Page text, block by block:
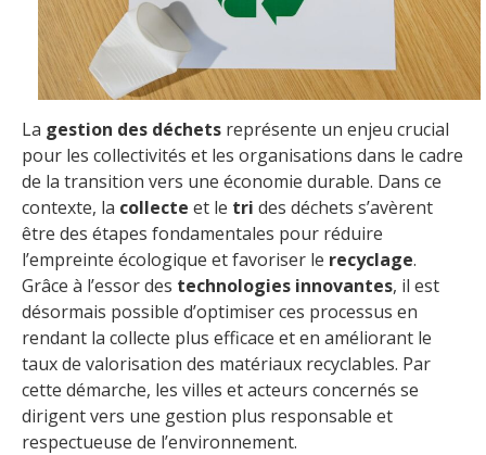
La gestion des déchets représente un enjeu crucial
pour les collectivités et les organisations dans le cadre
de la transition vers une économie durable. Dans ce
contexte, la collecte et le tri des déchets s’avèrent
être des étapes fondamentales pour réduire
l’empreinte écologique et favoriser le recyclage.
Grâce à l’essor des technologies innovantes, il est
désormais possible d’optimiser ces processus en
rendant la collecte plus efficace et en améliorant le
taux de valorisation des matériaux recyclables. Par
cette démarche, les villes et acteurs concernés se
dirigent vers une gestion plus responsable et
respectueuse de l’environnement.